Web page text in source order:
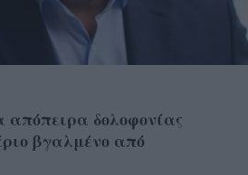
απόπειρα δολοφονίας
βγαλμένο από